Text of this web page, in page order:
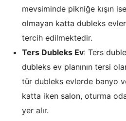
mevsiminde pikniğe kışın
olmayan katta dubleks
tercih edilmektedir.
Ters Dubleks Ev: Ters
dubleks ev planının tersi
tür dubleks evlerde banyo
katta iken salon, oturma
yer alır.